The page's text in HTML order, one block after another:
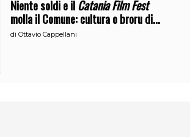
Niente soldi e ilCatania Film Fest
molla il Comune: cultura o broru di
ciciri?
diOttavio Cappellani